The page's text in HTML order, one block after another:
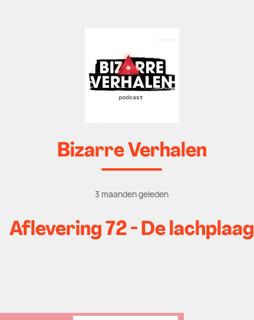
Bizarre Verhalen
3 maanden geleden
Aflevering 72 - De lachplaag